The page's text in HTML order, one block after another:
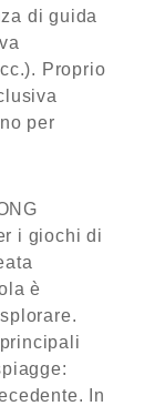
di guida
Proprio
per
i giochi di
è
In